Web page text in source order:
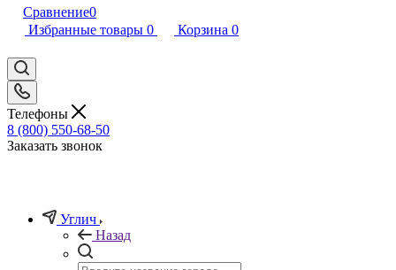
Сравнение0
Избранные товары 0 Корзина 0
Телефоны
8 (800) 550-68-50
Заказать звонок
Углич
Назад